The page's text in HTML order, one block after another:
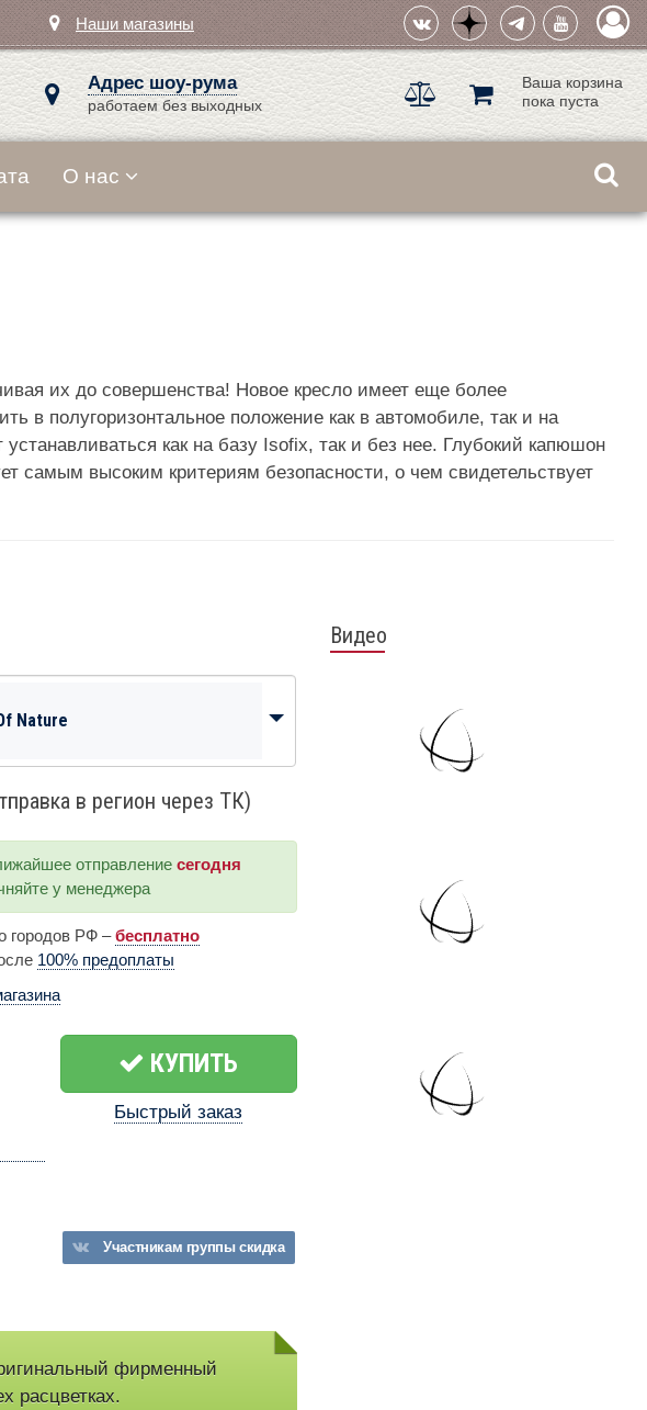
Наши магазины
Адрес шоу-рума
работаем без выходных
Ваша корзина
пока пуста
О нас
их до совершенства! Новое кресло имеет еще более
в полугоризонтальное положение как в автомобиле, так и на
как на базу Isofix, так и без нее. Глубокий капюшон
самым высоким критериям безопасности, о чем свидетельствует
Nature
в регион через ТК)
отправлениесегодня
у менеджера
городов РФ –бесплатно
100% предоплаты
КУПИТЬ
Быстрый заказ
Участникам группыскидка
фирменный
расцветках.
Видео